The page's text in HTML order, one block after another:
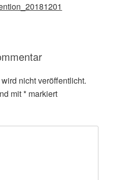
nicht veröffentlicht.
mit* markiert